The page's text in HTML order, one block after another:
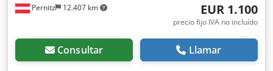
Pernitz 12.407 km EUR 1.100
precio fijo IVA no incluído
Consultar Llamar